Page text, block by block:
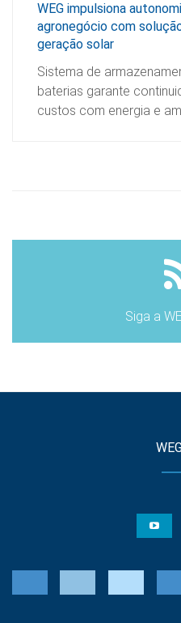
WEG impulsiona
agronegócio com
geração solar
Sistema de
baterias garante
custos com energia e
Siga a